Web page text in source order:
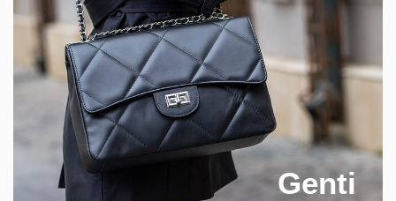
Genti